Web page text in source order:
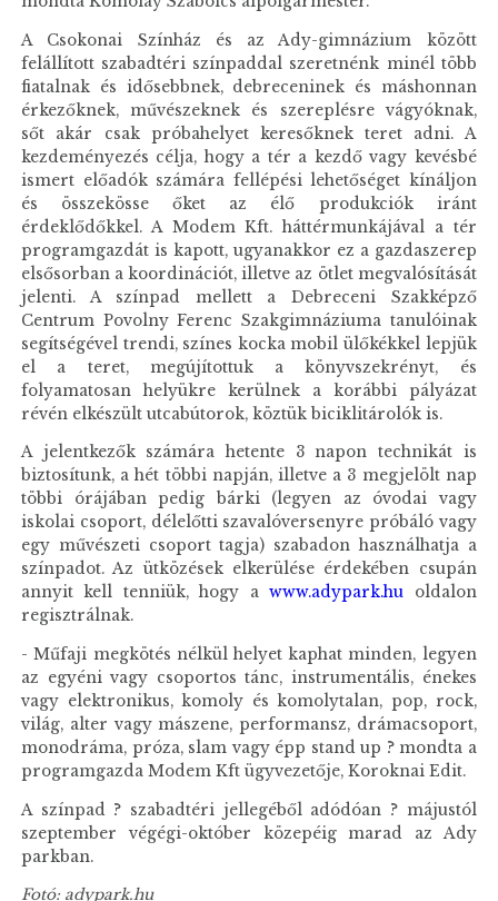
A Csokonai Színház és az Ady-gimnázium között
felállított szabadtéri színpaddal szeretnénk minél több
fiatalnak és idősebbnek, debreceninek és máshonnan
érkezőknek, művészeknek és szereplésre vágyóknak,
sőt akár csak próbahelyet keresőknek teret adni. A
kezdeményezés célja, hogy a tér a kezdő vagy kevésbé
ismert előadók számára fellépési lehetőséget kínáljon
és összekösse őket az élő produkciók iránt
érdeklődőkkel. A Modem Kft. háttérmunkájával a tér
programgazdát is kapott, ugyanakkor ez a gazdaszerep
elsősorban a koordinációt, illetve az ötlet megvalósítását
jelenti. A színpad mellett a Debreceni Szakképző
Centrum Povolny Ferenc Szakgimnáziuma tanulóinak
segítségével trendi, színes kocka mobil ülőkékkel lepjük
el a teret, megújítottuk a könyvszekrényt, és
folyamatosan helyükre kerülnek a korábbi pályázat
révén elkészült utcabútorok, köztük biciklitárolók is.
A jelentkezők számára hetente 3 napon technikát is
biztosítunk, a hét többi napján, illetve a 3 megjelölt nap
többi órájában pedig bárki (legyen az óvodai vagy
iskolai csoport, délelőtti szavalóversenyre próbáló vagy
egy művészeti csoport tagja) szabadon használhatja a
színpadot. Az ütközések elkerülése érdekében csupán
annyit kell tenniük, hogy awww.adypark.hu oldalon
regisztrálnak.
- Műfaji megkötés nélkül helyet kaphat minden, legyen
az egyéni vagy csoportos tánc, instrumentális, énekes
vagy elektronikus, komoly és komolytalan, pop, rock,
világ, alter vagy mászene, performansz, drámacsoport,
monodráma, próza, slam vagy épp stand up ? mondta a
programgazda Modem Kft ügyvezetője, Koroknai Edit.
A színpad ? szabadtéri jellegéből adódóan ? májustól
szeptember végégi-október közepéig marad az Ady
parkban.
Fotó: adypark.hu